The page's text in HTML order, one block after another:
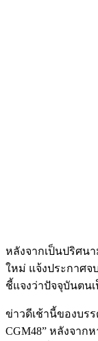
หลังจากเป็นปริศน
ใหม่ แจ้งประกาศจ
ชี้แจงว่าปัจจุบันตน
ข่าวดีเช้านี้ของบร
CGM48” หลังจากห